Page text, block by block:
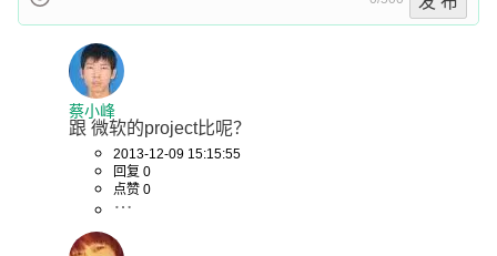
蔡小峰
跟 微软的project比呢？
2013-12-09 15:15:55
回复 0
点赞 0